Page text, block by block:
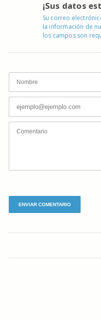
¡Sus datos
Su correo
la información de
los campos son